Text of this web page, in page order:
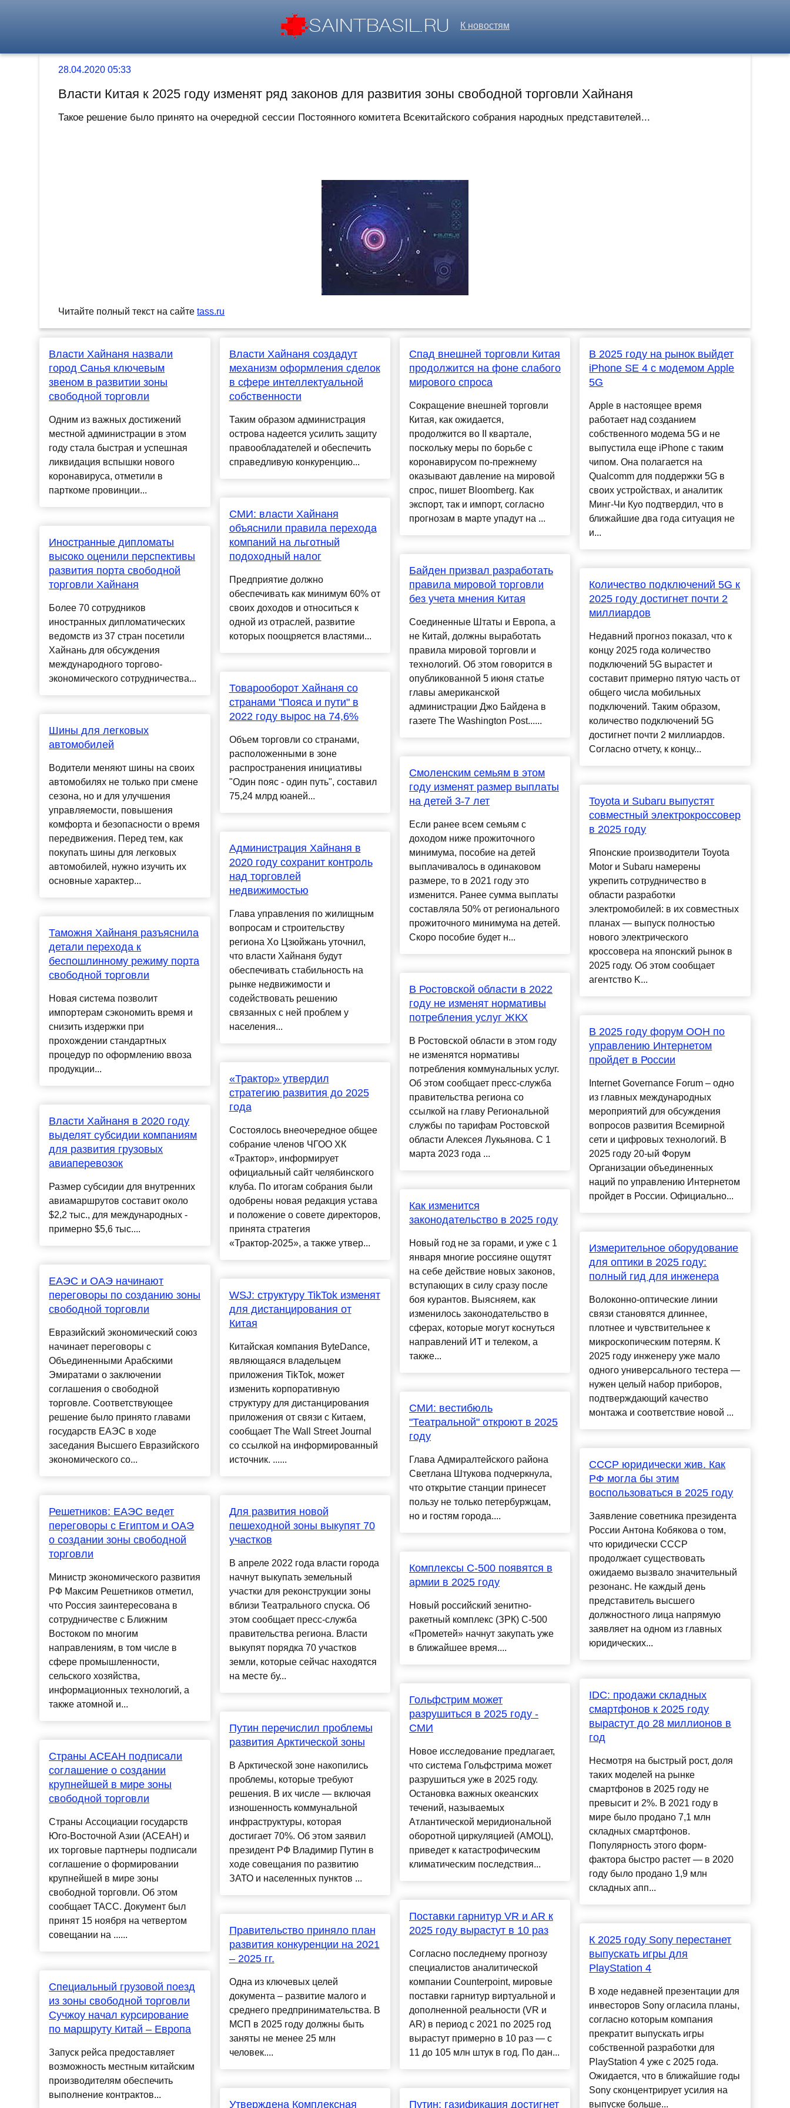
К новостям
28.04.2020 05:33
Власти Китая к 2025 году изменят ряд законов для развития зоны свободной торговли Хайнаня
Такое решение было принято на очередной сессии Постоянного комитета Всекитайского собрания народных представителей...
Читайте полный текст на сайтеtass.ru
Власти Хайнаня назвали
город Санья ключевым
звеном в развитии зоны
свободной торговли
Одним из важных достижений
местной администрации в этом
году стала быстрая и успешная
ликвидация вспышки нового
коронавируса, отметили в
парткоме провинции...
Иностранные дипломаты
высоко оценили перспективы
развития порта свободной
торговли Хайнаня
Более 70 сотрудников
иностранных дипломатических
ведомств из 37 стран посетили
Хайнань для обсуждения
международного торгово-
экономического сотрудничества...
Шины для легковых
автомобилей
Водители меняют шины на своих
автомобилях не только при смене
сезона, но и для улучшения
управляемости, повышения
комфорта и безопасности о время
передвижения. Перед тем, как
покупать шины для легковых
автомобилей, нужно изучить их
основные характер...
Таможня Хайнаня разъяснила
детали перехода к
беспошлинному режиму порта
свободной торговли
Новая система позволит
импортерам сэкономить время и
снизить издержки при
прохождении стандартных
процедур по оформлению ввоза
продукции...
Власти Хайнаня в 2020 году
выделят субсидии компаниям
для развития грузовых
авиаперевозок
Размер субсидии для внутренних
авиамаршрутов составит около
$2,2 тыс., для международных -
примерно $5,6 тыс....
ЕАЭС и ОАЭ начинают
переговоры по созданию зоны
свободной торговли
Евразийский экономический союз
начинает переговоры c
Объединенными Арабскими
Эмиратами о заключении
соглашения о свободной
торговле. Соответствующее
решение было принято главами
государств ЕАЭС в ходе
заседания Высшего Евразийского
экономического со...
Решетников: ЕАЭС ведет
переговоры с Египтом и ОАЭ
о создании зоны свободной
торговли
Министр экономического развития
РФ Максим Решетников отметил,
что Россия заинтересована в
сотрудничестве с Ближним
Востоком по многим
направлениям, в том числе в
сфере промышленности,
сельского хозяйства,
информационных технологий, а
также атомной и...
Страны АСЕАН подписали
соглашение о создании
крупнейшей в мире зоны
свободной торговли
Страны Ассоциации государств
Юго-Восточной Азии (АСЕАН) и
их торговые партнеры подписали
соглашение о формировании
крупнейшей в мире зоны
свободной торговли. Об этом
сообщает ТАСС. Документ был
принят 15 ноября на четвертом
совещании на ......
Cпециальный грузовой поезд
из зоны свободной торговли
Сучжоу начал курсирование
по маршруту Китай – Европа
Запуск рейса предоставляет
возможность местным китайским
производителям обеспечить
выполнение контрактов...
Власти Хайнаня создадут
механизм оформления сделок
в сфере интеллектуальной
собственности
Таким образом администрация
острова надеется усилить защиту
правообладателей и обеспечить
справедливую конкуренцию...
СМИ: власти Хайнаня
объяснили правила перехода
компаний на льготный
подоходный налог
Предприятие должно
обеспечивать как минимум 60% от
своих доходов и относиться к
одной из отраслей, развитие
которых поощряется властями...
Товарооборот Хайнаня со
странами "Пояса и пути" в
2022 году вырос на 74,6%
Объем торговли со странами,
расположенными в зоне
распространения инициативы
"Один пояс - один путь", составил
75,24 млрд юаней...
Администрация Хайнаня в
2020 году сохранит контроль
над торговлей
недвижимостью
Глава управления по жилищным
вопросам и строительству
региона Хо Цзюйжань уточнил,
что власти Хайнаня будут
обеспечивать стабильность на
рынке недвижимости и
содействовать решению
связанных с ней проблем у
населения...
«Трактор» утвердил
стратегию развития до 2025
года
Состоялось внеочередное общее
собрание членов ЧГОО ХК
«Трактор», информирует
официальный сайт челябинского
клуба. По итогам собрания были
одобрены новая редакция устава
и положение о совете директоров,
принята стратегия
«Трактор-2025», а также утвер...
WSJ: структуру TikTok изменят
для дистанцирования от
Китая
Китайская компания ByteDance,
являющаяся владельцем
приложения TikTok, может
изменить корпоративную
структуру для дистанцирования
приложения от связи с Китаем,
сообщает The Wall Street Journal
со ссылкой на информированный
источник. ......
Для развития новой
пешеходной зоны выкупят 70
участков
В апреле 2022 года власти города
начнут выкупать земельный
участки для реконструкции зоны
вблизи Театрального спуска. Об
этом сообщает пресс-служба
правительства региона. Власти
выкупят порядка 70 участков
земли, которые сейчас находятся
на месте бу...
Путин перечислил проблемы
развития Арктической зоны
В Арктической зоне накопились
проблемы, которые требуют
решения. В их числе — включая
изношенность коммунальной
инфраструктуры, которая
достигает 70%. Об этом заявил
президент РФ Владимир Путин в
ходе совещания по развитию
ЗАТО и населенных пунктов ...
Правительство приняло план
развития конкуренции на 2021
– 2025 гг.
Одна из ключевых целей
документа – развитие малого и
среднего предпринимательства. В
МСП в 2025 году должны быть
заняты не менее 25 млн
человек....
Утверждена Комплексная
Спад внешней торговли Китая
продолжится на фоне слабого
мирового спроса
Сокращение внешней торговли
Китая, как ожидается,
продолжится во II квартале,
поскольку меры по борьбе с
коронавирусом по-прежнему
оказывают давление на мировой
спрос, пишет Bloomberg. Как
экспорт, так и импорт, согласно
прогнозам в марте упадут на ...
Байден призвал разработать
правила мировой торговли
без учета мнения Китая
Соединенные Штаты и Европа, а
не Китай, должны выработать
правила мировой торговли и
технологий. Об этом говорится в
опубликованной 5 июня статье
главы американской
администрации Джо Байдена в
газете The Washington Post......
Смоленским семьям в этом
году изменят размер выплаты
на детей 3-7 лет
Если ранее всем семьям с
доходом ниже прожиточного
минимума, пособие на детей
выплачивалось в одинаковом
размере, то в 2021 году это
изменится. Ранее сумма выплаты
составляла 50% от регионального
прожиточного минимума на детей.
Скоро пособие будет н...
В Ростовской области в 2022
году не изменят нормативы
потребления услуг ЖКХ
В Ростовской области в этом году
не изменятся нормативы
потребления коммунальных услуг.
Об этом сообщает пресс-служба
правительства региона со
ссылкой на главу Региональной
службы по тарифам Ростовской
области Алексея Лукьянова. С 1
марта 2023 года ...
Как изменится
законодательство в 2025 году
Новый год не за горами, и уже с 1
января многие россияне ощутят
на себе действие новых законов,
вступающих в силу сразу после
боя курантов. Выясняем, как
изменилось законодательство в
сферах, которые могут коснуться
направлений ИТ и телеком, а
также...
СМИ: вестибюль
"Театральной" откроют в 2025
году
Глава Адмиралтейского района
Светлана Штукова подчеркнула,
что открытие станции принесет
пользу не только петербуржцам,
но и гостям города....
Комплексы С-500 появятся в
армии в 2025 году
Новый российский зенитно-
ракетный комплекс (ЗРК) С-500
«Прометей» начнут закупать уже
в ближайшее время....
Гольфстрим может
разрушиться в 2025 году -
СМИ
Новое исследование предлагает,
что система Гольфстрима может
разрушиться уже в 2025 году.
Остановка важных океанских
течений, называемых
Атлантической меридиональной
оборотной циркуляцией (АМОЦ),
приведет к катастрофическим
климатическим последствия...
Поставки гарнитур VR и AR к
2025 году вырастут в 10 раз
Согласно последнему прогнозу
специалистов аналитической
компании Counterpoint, мировые
поставки гарнитур виртуальной и
дополненной реальности (VR и
AR) в период с 2021 по 2025 год
вырастут примерно в 10 раз — с
11 до 105 млн штук в год. По дан...
Путин: газификация достигнет
В 2025 году на рынок выйдет
iPhone SE 4 с модемом Apple
5G
Apple в настоящее время
работает над созданием
собственного модема 5G и не
выпустила еще iPhone с таким
чипом. Она полагается на
Qualcomm для поддержки 5G в
своих устройствах, и аналитик
Минг-Чи Куо подтвердил, что в
ближайшие два года ситуация не
и...
Количество подключений 5G к
2025 году достигнет почти 2
миллиардов
Недавний прогноз показал, что к
концу 2025 года количество
подключений 5G вырастет и
составит примерно пятую часть от
общего числа мобильных
подключений. Таким образом,
количество подключений 5G
достигнет почти 2 миллиардов.
Согласно отчету, к концу...
Toyota и Subaru выпустят
совместный электрокроссовер
в 2025 году
Японские производители Toyota
Motor и Subaru намерены
укрепить сотрудничество в
области разработки
электромобилей: в их совместных
планах — выпуск полностью
нового электрического
кроссовера на японский рынок в
2025 году. Об этом сообщает
агентство K...
В 2025 году форум ООН по
управлению Интернетом
пройдет в России
Internet Governance Forum – одно
из главных международных
мероприятий для обсуждения
вопросов развития Всемирной
сети и цифровых технологий. В
2025 году 20-ый Форум
Организации объединенных
наций по управлению Интернетом
пройдет в России. Официально...
Измерительное оборудование
для оптики в 2025 году:
полный гид для инженера
Волоконно-оптические линии
связи становятся длиннее,
плотнее и чувствительнее к
микроскопическим потерям. К
2025 году инженеру уже мало
одного универсального тестера —
нужен целый набор приборов,
подтверждающий качество
монтажа и соответствие новой ...
СССР юридически жив. Как
РФ могла бы этим
воспользоваться в 2025 году
Заявление советника президента
России Антона Кобякова о том,
что юридически СССР
продолжает существовать
ожидаемо вызвало значительный
резонанс. Не каждый день
представитель высшего
должностного лица напрямую
заявляет на одном из главных
юридических...
IDC: продажи складных
смартфонов к 2025 году
вырастут до 28 миллионов в
год
Несмотря на быстрый рост, доля
таких моделей на рынке
смартфонов в 2025 году не
превысит и 2%. В 2021 году в
мире было продано 7,1 млн
складных смартфонов.
Популярность этого форм-
фактора быстро растет — в 2020
году было продано 1,9 млн
складных апп...
К 2025 году Sony перестанет
выпускать игры для
PlayStation 4
В ходе недавней презентации для
инвесторов Sony огласила планы,
согласно которым компания
прекратит выпускать игры
собственной разработки для
PlayStation 4 уже с 2025 года.
Ожидается, что в ближайшие годы
Sony сконцентрирует усилия на
выпуске больше...